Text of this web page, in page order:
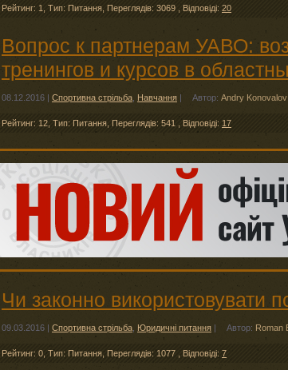
Рейтинг: 1 Тип: Питання Переглядів: 3069 Відповіді: 20
Вопрос к партнерам УАВО:
тренингов и курсов в
08.12.2016 | Спортивна стрільба Навчання | Автор: Andry Konovalov
Рейтинг: 12 Тип: Питання Переглядів: 541 Відповіді: 17
Чи законно використовувати
09.03.2016 | Спортивна стрільба Юридичні питання | Автор: Roman
Рейтинг: 0 Тип: Питання Переглядів: 1077 Відповіді: 7